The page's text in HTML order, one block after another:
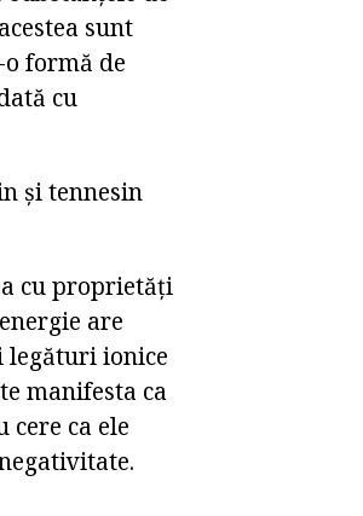
sunt
formă de
cu
și tennesin
cu proprietăți
are
legături ionice
manifesta ca
ca ele